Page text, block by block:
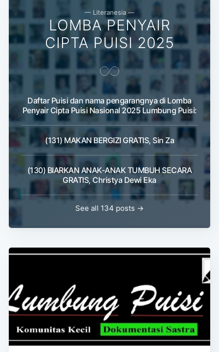
— Literanesia —
LOMBA PENYAIR
CIPTA PUISI 2025
Daftar Puisi dan nama pengarangnya di Lomba
Penyair Cipta Puisi Nasional 2025 Lumbung Puisi:
(131) MAKAN BERGIZI GRATIS, Sin Za
(130) BIARKAN ANAK-ANAK TUMBUH SECARA
GRATIS, Christya Dewi Eka
See all 134 posts →